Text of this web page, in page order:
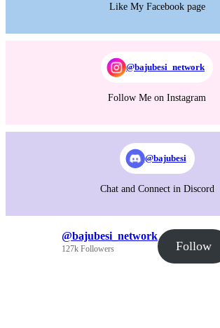
Like My Facebook page
@bajubesi_network
Follow Me on Instagram
@bajubesi
Chat and Connect in Discord
@bajubesi_network
127k Followers Follow